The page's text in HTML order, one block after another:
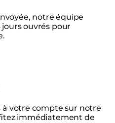
notre équipe
jours ouvrés pour
à votre compte sur notre
immédiatement de